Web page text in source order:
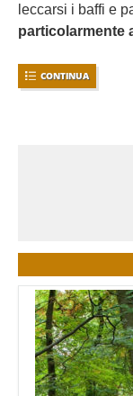
leccarsi i baffi e
particolarmente
CONTINUA